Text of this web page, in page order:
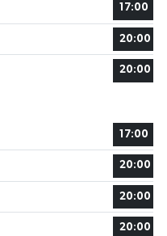
17:00
20:00
20:00
17:00
20:00
20:00
20:00